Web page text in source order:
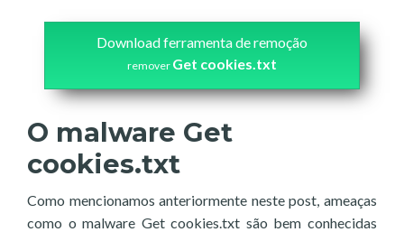
Download ferramenta de remoção
remover Get cookies.txt
O malware Get
cookies.txt
Como mencionamos anteriormente neste post, ameaças
como o malware Get cookies.txt são bem conhecidas